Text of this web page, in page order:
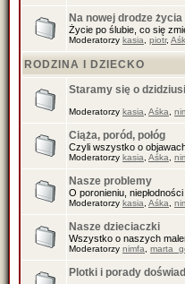
Na nowej drodze życia
Życie po ślubie, co się
Moderatorzy kasia piotr,
RODZINA I DZIECKO
Staramy się o
Moderatorzy kasia Aśka
Ciąża, poród, połóg
Czyli wszystko o
Moderatorzy kasia Aśka
Nasze problemy
O poronieniu,
Moderatorzy kasia Aśka
Nasze dzieciaczki
Wszystko o naszych
Moderatorzy nimfa
Plotki i porady